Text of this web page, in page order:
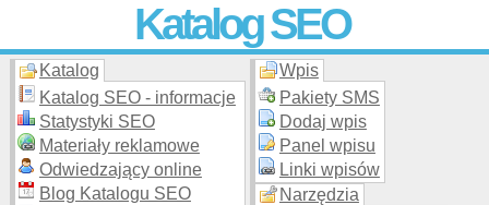
Katalog SEO
Skuteczna i promocja stron WWW –
moderowanego katalogu za darmo!
Katalog
Katalog SEO - informacje
Statystyki SEO
Materiały reklamowe
Odwiedzający online
Blog Katalogu SEO
Wpis
Pakiety SMS
Dodaj wpis
Panel wpisu
Linki wpisów
Narzędzia